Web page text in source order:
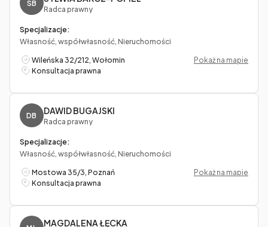
SB
Radca prawny
Specjalizacje:
Własność, współwłasność, Nieruchomości
Wileńska 32/212, Wołomin
Pokaż na mapie
Konsultacja prawna
DB DAWID BUGAJSKI
Radca prawny
Specjalizacje:
Własność, współwłasność, Nieruchomości
Mostowa 35/3, Poznań
Pokaż na mapie
Konsultacja prawna
MAGDALENA ŁĘCKA